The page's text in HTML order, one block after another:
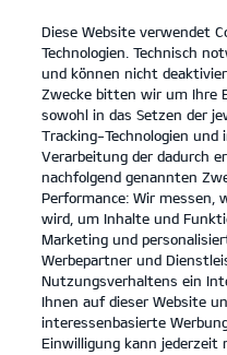
open
menu
Der Kia K4
... ... DER KIA K4
Der neue
Komfort in
Diese Website verwendet
Technologien. Technisch
und können nicht
Zwecke bitten wir um Ihre
sowohl in das Setzen der
Tracking-Technologien und
Verarbeitung der dadurch
nachfolgend genannten
Performance: Wir messen,
wird, um Inhalte und
Marketing und
Werbepartner und
Nutzungsverhaltens ein
Ihnen auf dieser Website
interessenbasierte
Einwilligung kann